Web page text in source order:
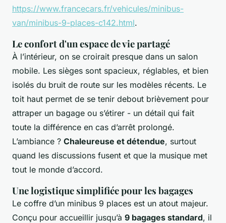
https://www.francecars.fr/vehicules/minibus-
van/minibus-9-places-c142.html.
Le confort d'un espace de vie partagé
À l’intérieur, on se croirait presque dans un salon
mobile. Les sièges sont spacieux, réglables, et bien
isolés du bruit de route sur les modèles récents. Le
toit haut permet de se tenir debout brièvement pour
attraper un bagage ou s’étirer - un détail qui fait
toute la différence en cas d’arrêt prolongé.
L’ambiance ? Chaleureuse et détendue, surtout
quand les discussions fusent et que la musique met
tout le monde d’accord.
Une logistique simplifiée pour les bagages
Le coffre d’un minibus 9 places est un atout majeur.
Conçu pour accueillir jusqu’à 9 bagages standard, il